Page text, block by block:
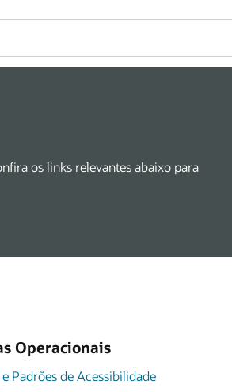
os links relevantes abaixo para
Operacionais
Padrões de Acessibilidade